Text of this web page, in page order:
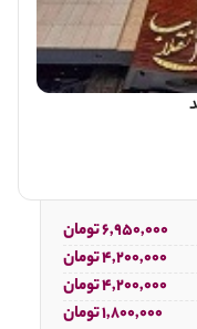
6,950,000 تومان
4,200,000 تومان
4,200,000 تومان
1,800,000 تومان